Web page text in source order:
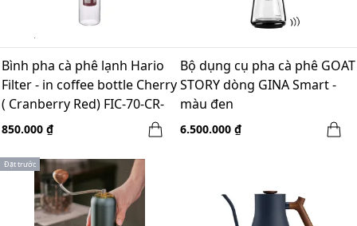
Bình pha cà phê lạnh Hario
Filter - in coffee bottle Cherry
( Cranberry Red) FIC-70-CR-
EX 5ly
850.000 ₫
Bộ dụng cụ pha cà phê GOAT
STORY dòng GINA Smart -
màu đen
6.500.000 ₫
Đặt trước